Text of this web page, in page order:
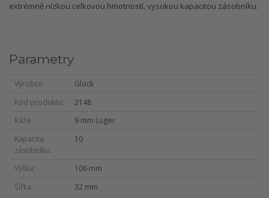
extrémně nízkou celkovou hmotností, vysokou kapacitou zásobníku.
Parametry
Výrobce
Glock
Kód produktu
2148
Ráže
9 mm Luger
Kapacita
zásobníku
10
Výška
106 mm
Šířka
32 mm